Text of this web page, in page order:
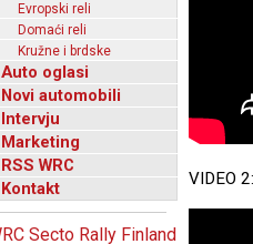
Evropski reli
Domaći reli
Kružne i brdske
Auto oglasi
Novi automobili
Intervju
Marketing
RSS WRC
Kontakt
VIDEO 2: